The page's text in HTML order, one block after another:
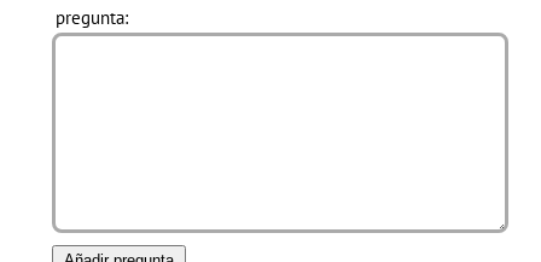
pregunta: